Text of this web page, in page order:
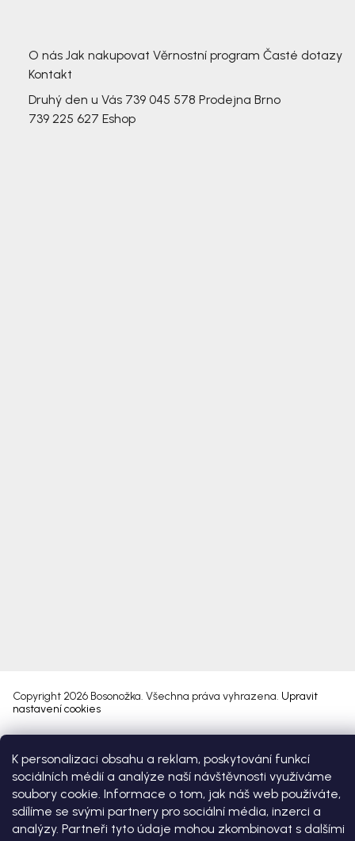
K personalizaci obsahu a reklam, poskytování funkcí
sociálních médií a analýze naší návštěvnosti využíváme
soubory cookie. Informace o tom, jak náš web používáte,
sdílíme se svými partnery pro sociální média, inzerci a
analýzy. Partneři tyto údaje mohou zkombinovat s dalšími
O nás Jak nakupovat Věrnostní program Časté dotazy
Kontakt
Druhý den u Vás 739 045 578 Prodejna Brno
739 225 627 Eshop
Copyright 2026 Bosonožka. Všechna práva vyhrazena. Upravit
nastavení cookies